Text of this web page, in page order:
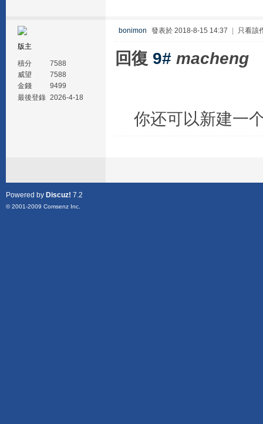
版主
積分
7588
威望
7588
金錢
9499
最後登錄 2026-4-18
bonimon 發表於 2018-8-15 14:37 只看該
回復 9# macheng
你还可以新建一
Powered by Discuz! 7.2
© 2001-2009 Comsenz Inc.